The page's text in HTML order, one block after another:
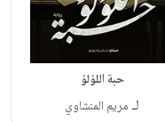
حبة اللؤلؤ
لـ مريم المنشاوي